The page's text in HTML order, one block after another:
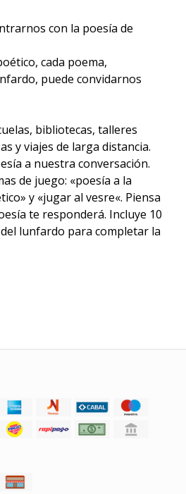
con la poesía de
cada poema,
puede convidarnos
bibliotecas, talleres
y viajes de larga distancia.
a nuestra conversación.
de juego: «poesía a la
y «jugar al vesre«. Piensa
te responderá. Incluye 10
lunfardo para completar la